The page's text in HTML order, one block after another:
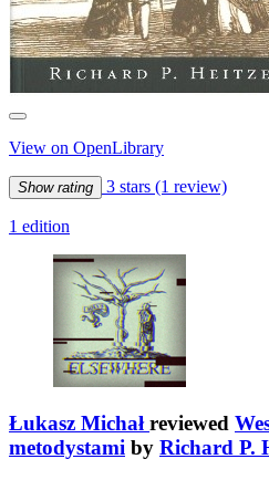
View on OpenLibrary
Show rating 3 stars (1 review)
1 edition
Łukasz Michał reviewed
metodystami by Richard P.